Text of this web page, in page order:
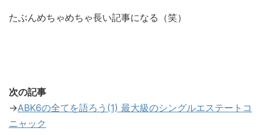
たぶんめちゃめちゃ長い記事になる（笑）
次の記事
→ABK6の全てを語ろう(1) 最大級のシングルエステートコ
ニャック